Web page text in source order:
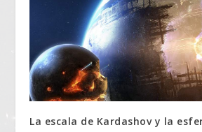
La escala de Kardashov y la